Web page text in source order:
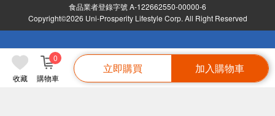
收藏 購物車
0
立即購買 加入購物車
食品業者登錄字號 A-122662550-00000-6
Copyright©2026 Uni-Prosperity Lifestyle Corp. All Right Reserved